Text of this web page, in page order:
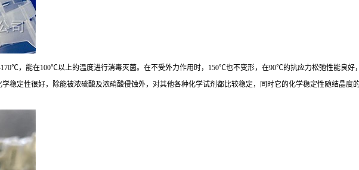
170℃，能在100℃以上的温度进行消毒灭菌。在不受外力作用时，150℃也不变形，在90℃的抗应力松弛性能良
稳定性很好，除能被浓硫酸及浓硝酸侵蚀外，对其他各种化学试剂都比较稳定，同时它的化学稳定性随结晶度